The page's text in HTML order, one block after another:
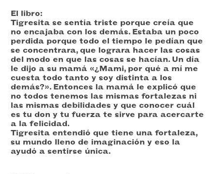
El libro:
Tigresita se sentía triste porque creía que
no encajaba con los demás. Estaba un poco
perdida porque todo el tiempo le pedían que
se concentrara, que lograra hacer las cosas
del modo en que las cosas se hacían. Un día
le dijo a su mamá «¿Mami, por qué a mí me
cuesta todo tanto y soy distinta a los
demás?». Entonces la mamá le explicó que
no todos tenemos las mismas fortalezas ni
las mismas debilidades y que conocer cuál
es tu don y tu fuerza te sirve para acercarte
a la felicidad.
Tigresita entendió que tiene una fortaleza,
su mundo lleno de imaginación y eso la
ayudó a sentirse única.